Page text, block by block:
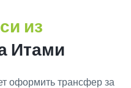
из
Итами
оформить трансфер за